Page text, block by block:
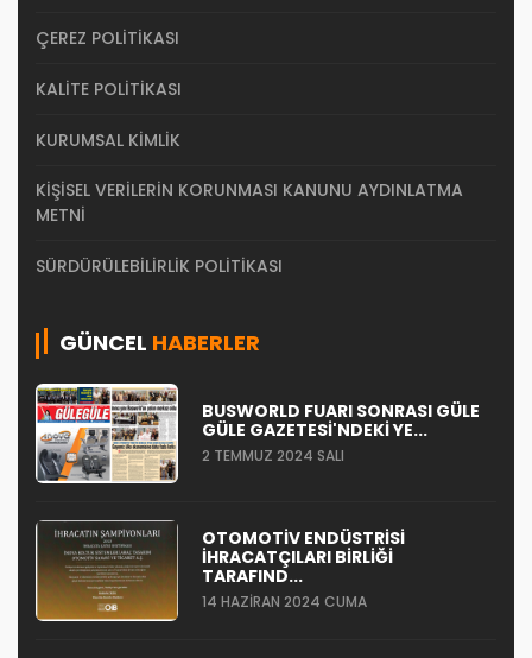
ÇEREZ POLITIKASI
KALITE POLITIKASI
KURUMSAL KIMLIK
KIŞISEL VERILERIN KORUNMASI KANUNU AYDINLATMA
METNI
SÜRDÜRÜLEBILIRLIK POLITIKASI
GÜNCEL HABERLER
BUSWORLD FUARI SONRASI GÜLE
GÜLE GAZETESI'NDEKI YE...
2 TEMMUZ 2024 SALI
OTOMOTIV ENDÜSTRISI
İHRACATÇILARI BIRLIĞI
TARAFIND...
14 HAZIRAN 2024 CUMA